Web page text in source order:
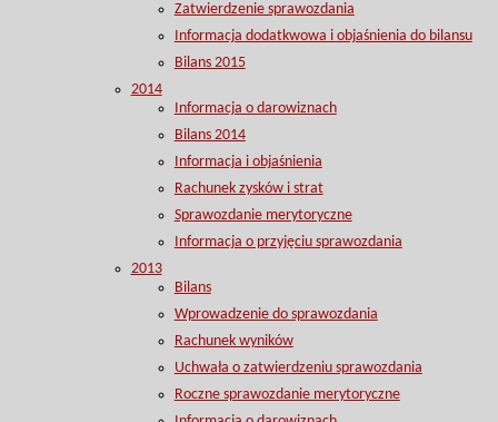
Zatwierdzenie sprawozdania
Informacja dodatkwowa i objaśnienia do bilansu
Bilans 2015
2014
Informacja o darowiznach
Bilans 2014
Informacja i objaśnienia
Rachunek zysków i strat
Sprawozdanie merytoryczne
Informacja o przyjęciu sprawozdania
2013
Bilans
Wprowadzenie do sprawozdania
Rachunek wyników
Uchwała o zatwierdzeniu sprawozdania
Roczne sprawozdanie merytoryczne